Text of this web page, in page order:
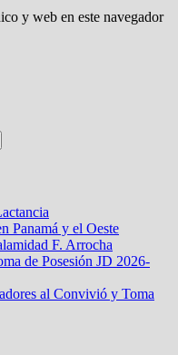
y web en este navegador
Panamá y el Oeste
F. Arrocha
de Posesión JD 2026-
al Convivió y Toma